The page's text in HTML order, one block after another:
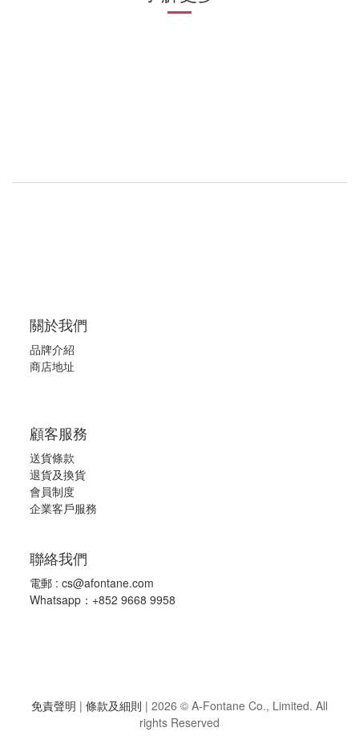
關於我們
品牌介紹
商店地址
顧客服務
送貨條款
退貨及換貨
會員制度
企業客戶服務
聯絡我們
電郵 : cs@afontane.com
Whatsapp：+852 9668 9958
免責聲明 | 條款及細則 | 2026 © A-Fontane Co., Limited. All
rights Reserved